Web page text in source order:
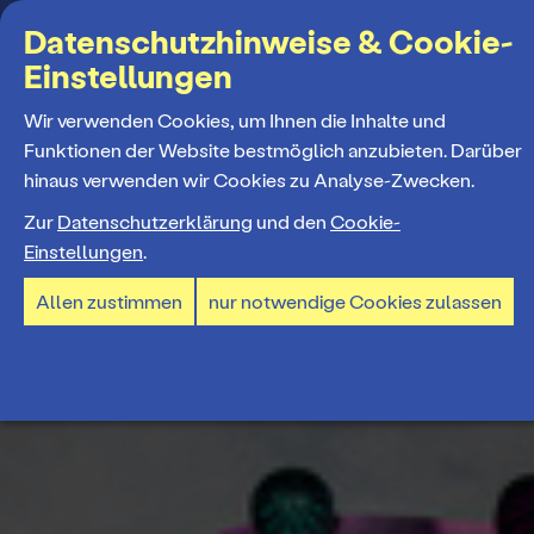
Suchbegriff
MENÜ
Programm
Spielplan
Spielzeiteröffnung
Tickets und Abos
Ticketpreise & Saalplan
Mitmachen
Datenschutzhinweise & Cookie-
Einstellungen
Wir verwenden Cookies, um Ihnen die Inhalte und
Funktionen der Website bestmöglich anzubieten. Darüber
hinaus verwenden wir Cookies zu Analyse-Zwecken.
Zur Datenschutzerklärung und den Cookie-
Einstellungen.
Allen zustimmen nur notwendige Cookies zulassen